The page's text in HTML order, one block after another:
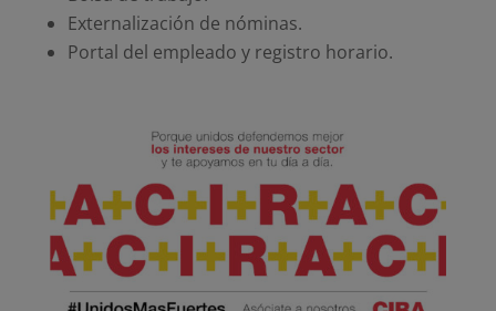
Externalización de nóminas.
Portal del empleado y registro horario.